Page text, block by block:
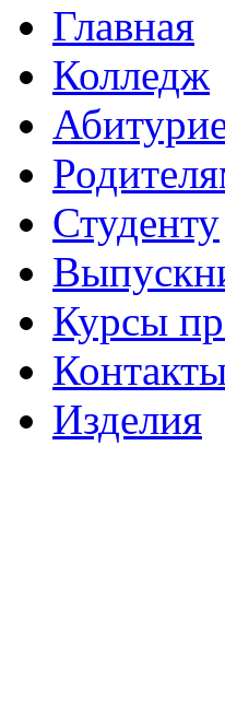
Главная
Колледж
Студенту
Курсы
Изделия